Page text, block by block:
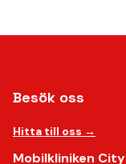
Besök oss
Hitta till oss →
Mobilkliniken City